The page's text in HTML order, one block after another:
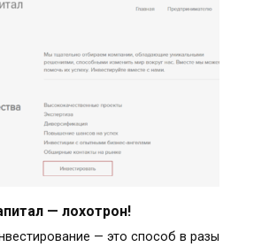
— лохотрон!
— это способ в разы